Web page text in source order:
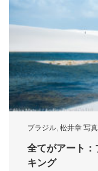
ブラジル, 松井章 写
全てがアート：
キング